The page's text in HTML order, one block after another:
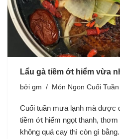
Lẩu gà tiềm ớt hiểm vừa
bởi gm Món Ngon Cuối Tuần
Cuối tuần mưa lạnh mà được
tiềm ớt hiểm ngọt thanh,
không quá cay thì còn gì